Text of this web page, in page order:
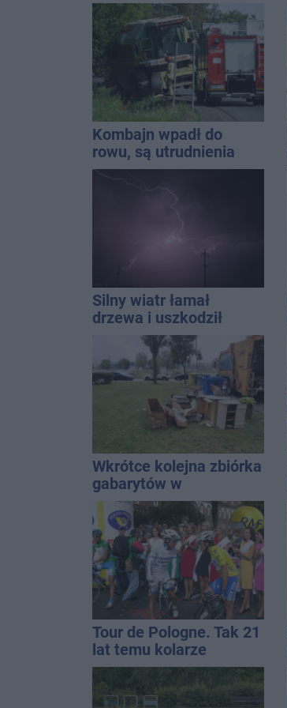
znaleziono ciało
mężczyzny
Kombajn wpadł do
rowu, są utrudnienia
Silny wiatr łamał
drzewa i uszkodził
dach. To nie koniec
ostrzeżeń
Wkrótce kolejna zbiórka
gabarytów w
Inowrocławiu
Tour de Pologne. Tak 21
lat temu kolarze
startowali z
Inowrocławia